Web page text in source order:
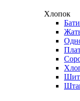
Хлопок